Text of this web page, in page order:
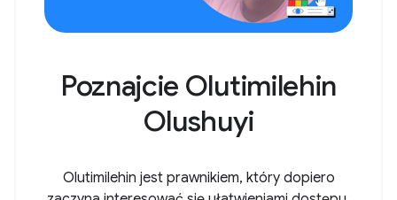
Poznajcie Olutimilehin
Olushuyi
Olutimilehin jest prawnikiem, który dopiero